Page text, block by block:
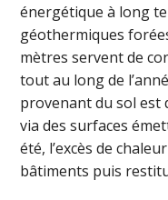
énergétique à long
géothermiques
mètres servent de
tout au long de
provenant du sol est
via des surfaces
été, l’excès de
bâtiments puis